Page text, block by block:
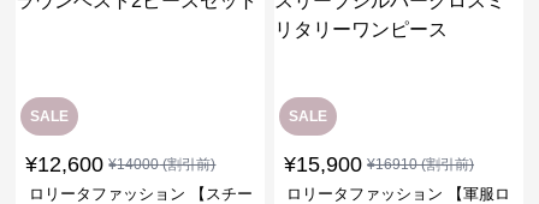
SALE
¥12,600 ¥14000(割引前)
ロリータファッション 【スチー
SALE
¥15,900 ¥16910(割引前)
ロリータファッション 【軍服ロ